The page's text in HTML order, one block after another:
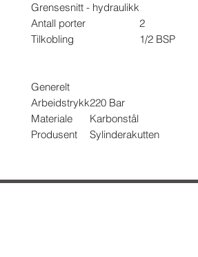
Grensesnitt - hydraulikk
Antall porter
2
Tilkobling
1/2 BSP
Generelt
Arbeidstrykk220 Bar
Materiale
Karbonstål
Produsent
Sylinderakutten